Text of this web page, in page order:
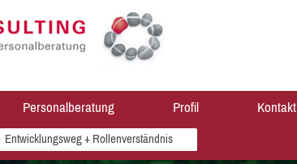
Personalberatung Profil Kontakt
Entwicklungsweg + Rollenverständnis